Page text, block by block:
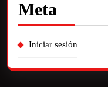
Meta
Iniciar sesión